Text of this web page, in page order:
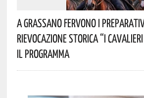
A Grassano Fervono I
Rievocazione Storica “I CAVALIERI
Il Programma